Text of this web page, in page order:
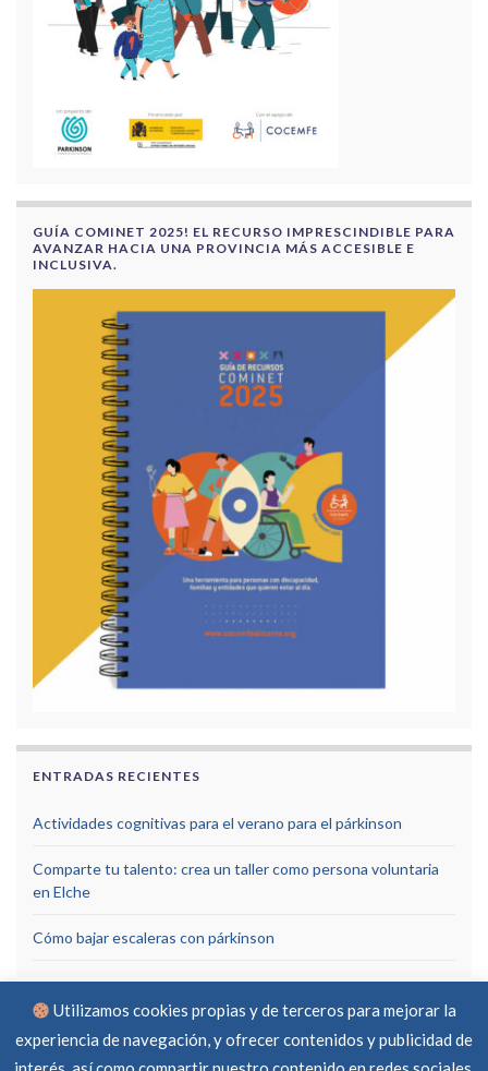
GUÍA COMINET 2025! EL RECURSO IMPRESCINDIBLE PARA
AVANZAR HACIA UNA PROVINCIA MÁS ACCESIBLE E
INCLUSIVA.
ENTRADAS RECIENTES
Actividades cognitivas para el verano para el párkinson
Comparte tu talento: crea un taller como persona voluntaria
en Elche
Cómo bajar escaleras con párkinson
Utilizamos cookies propias y de terceros para mejorar la
experiencia de navegación, y ofrecer contenidos y publicidad de